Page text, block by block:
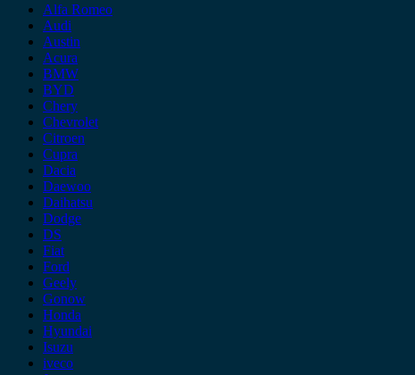
Alfa Romeo
Audi
Austin
Acura
BMW
BYD
Chery
Chevrolet
Citroen
Cupra
Dacia
Daewoo
Daihatsu
Dodge
DS
Fiat
Ford
Geely
Gonow
Honda
Hyundai
Isuzu
iveco